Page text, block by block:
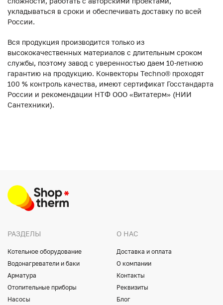
укладываться в сроки и обеспечивать доставку по всей
России.
Вся продукция производится только из
высококачественных материалов с длительным сроком
службы, поэтому завод с уверенностью даем 10-летнюю
гарантию на продукцию. Конвекторы Techno® проходят
100 % контроль качества, имеют сертификат Госстандарта
России и рекомендации НТФ ООО «Витатерм» (НИИ
Сантехники).
РАЗДЕЛЫ
Котельное оборудование
Водонагреватели и баки
Арматура
Отопительные приборы
Насосы
О НАС
Доставка и оплата
О компании
Контакты
Реквизиты
Блог